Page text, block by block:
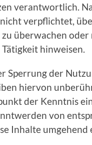
verantwortlich.
verpflichtet,
überwachen oder
hinweisen.
Sperrung der
hiervon
der Kenntnis
von
Inhalte umgehend